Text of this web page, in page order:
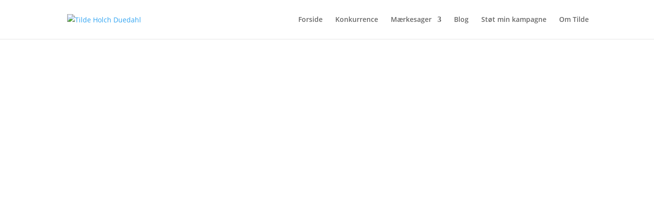
Forside Konkurrence Mærkesager Blog Støt min kampagne Om Tilde